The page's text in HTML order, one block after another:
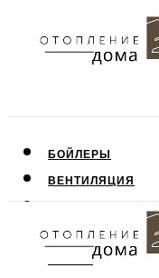
БОЙЛЕРЫ
ВЕНТИЛЯЦИЯ
ПОТОЛОК
СТЕНЫ